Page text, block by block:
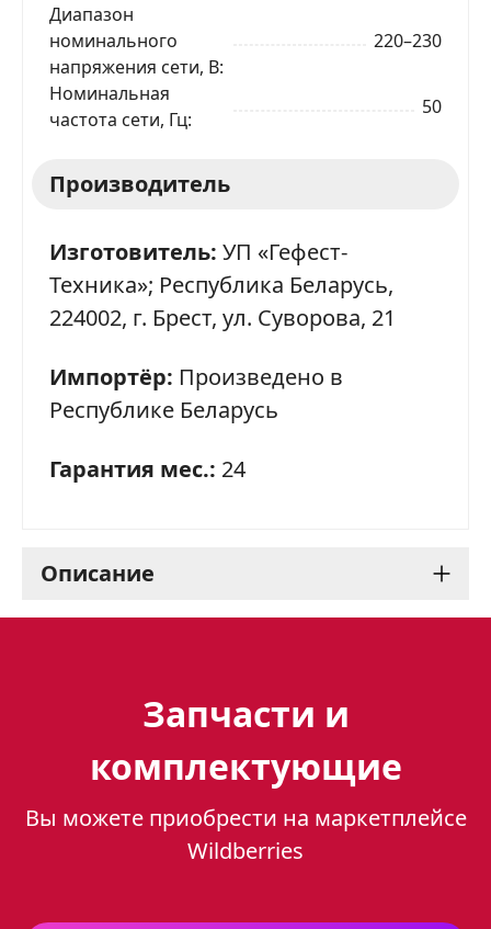
Диапазон
номинального
напряжения сети, В
220–230
Номинальная
частота сети, Гц
50
Производитель
Изготовитель: УП «Гефест-
Техника»; Республика Беларусь,
224002, г. Брест, ул. Суворова, 21
Импортёр: Произведено в
Республике Беларусь
Гарантия мес.: 24
Описание
исполнении
Духовой шкаф Gefest 601-01 H1 — это
надежный и функциональный прибор,
который станет незаменимым
Запчасти и
комплектующие
Вы можете приобрести на маркетплейсе
Wildberries